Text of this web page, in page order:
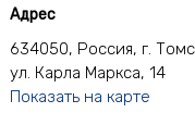
Адрес
634050, Россия, г.
ул. Карла Маркса, 14
Показать на карте